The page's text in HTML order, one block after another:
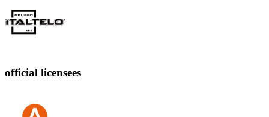
official licensees